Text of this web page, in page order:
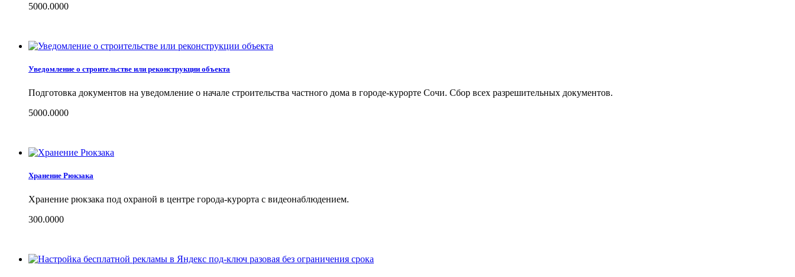
5000.0000
Уведомление о строительстве или реконструкции объекта
Подготовка документов на уведомление о начале строительства частного дома в городе-курорте Сочи. Сбор всех разрешительных документов.
5000.0000
Хранение Рюкзака
Хранение рюкзака под охраной в центре города-курорта с видеонаблюдением.
300.0000